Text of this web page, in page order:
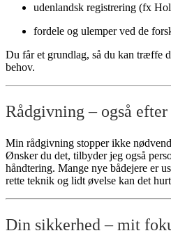
udenlandsk registrering (fx
fordele og ulemper ved de
Du får et grundlag, så du kan træffe
behov.
Rådgivning – også
Min rådgivning stopper ikke
Ønsker du det, tilbyder jeg også
håndtering. Mange nye bådejere er
rette teknik og lidt øvelse kan det
Din sikkerhed – mit